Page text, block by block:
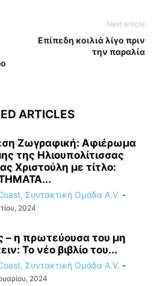
Next article
Επίπεδη κοιλιά λίγο πριν
την παραλία
ARTICLES
Ζωγραφική: Αφιέρωμα
της Ηλιουπολίτισσας
Χριστούλη με τίτλο:
Συντακτική Ομάδα A.V. -
2024
– η πρωτεύουσα του μη
Το νέο βιβλίο του...
Συντακτική Ομάδα A.V. -
2024